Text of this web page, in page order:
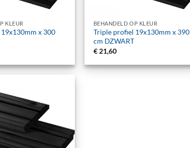
KLEUR
x 300
BEHANDELD OP KLEUR
Triple profiel 19x130mm x 390
cm DZWART
€21,60